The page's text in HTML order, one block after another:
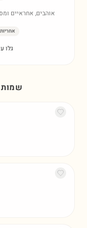
אוהבים, אחראיים
אחריות
גלו
שמות